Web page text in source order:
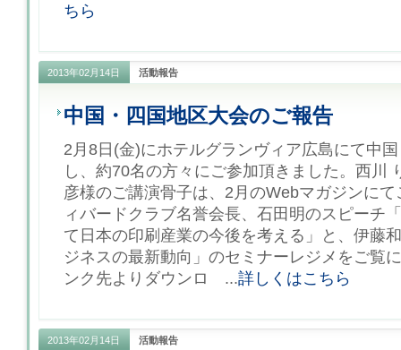
ちら
2013年02月14日 活動報告
中国・四国地区大会のご報告
2月8日(金)にホテルグランヴィア広島にて中
し、約70名の方々にご参加頂きました。西川
彦様のご講演骨子は、2月のWebマガジンに
ィバードクラブ名誉会長、石田明のスピーチ
て日本の印刷産業の今後を考える」と、伊藤
ジネスの最新動向」のセミナーレジメをご覧
ンク先よりダウンロ ...詳しくはこちら
2013年02月14日 活動報告